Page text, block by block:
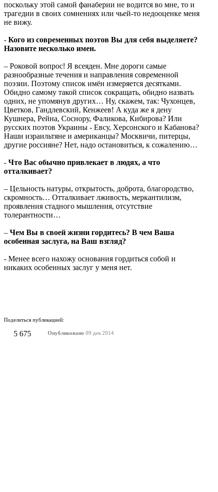
поскольку этой самой фанаберии не водится во мне, то и
трагедии в своих сомнениях или чьей-то недооценке меня
не вижу.
- Кого из современных поэтов Вы для себя выделяете?
Назовите несколько имен.
– Роковой вопрос! Я всеяден. Мне дороги самые
разнообразные течения и направления современной
поэзии. Поэтому список имён измеряется десятками.
Обидно самому такой список сокращать, обидно назвать
одних, не упомянув других… Ну, скажем, так: Чухонцев,
Цветков, Гандлевский, Кенжеев! А куда же я дену
Кушнера, Рейна, Соснору, Фаликова, Кибирова? Или
русских поэтов Украины - Евсу, Херсонского и Кабанова?
Наши израильтяне и американцы? Москвичи, питерцы,
другие россияне? Нет, надо остановиться, к сожалению…
- Что Вас обычно привлекает в людях, а что
отталкивает?
– Цельность натуры, открытость, доброта, благородство,
скромность… Отталкивает лживость, меркантилизм,
проявления стадного мышления, отсутствие
толерантности…
– Чем Вы в своей жизни гордитесь? В чем Ваша
особенная заслуга, на Ваш взгляд?
- Менее всего нахожу основания гордиться собой и
никаких особенных заслуг у меня нет.
Поделиться публикацией:
5 675 Опубликовано 09 дек 2014